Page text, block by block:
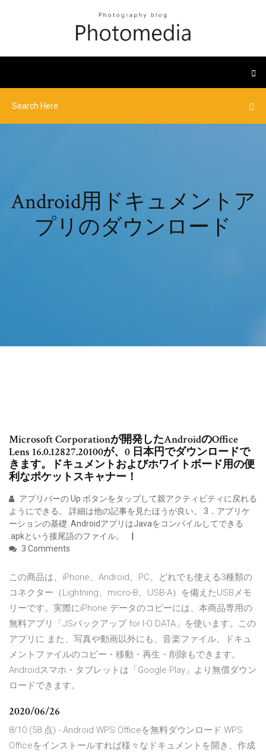
Android用ドキュメントア
プリのダウンロード
Microsoft Corporationが開発したAndroidのOffice
Lens 16.0.12827.20100が、0 日本円でダウンロードで
きます。ドキュメントおよびホワイトボード用の便
利なポケットスキャナー！
アプリバーの Up ボタンをタップして親アクティビティに戻れる
ようにできる。 詳細は他の記事を見たほうが良い。 3．アプリケ
ーションの基礎. AndroidアプリはJavaをコンパイルしてできる
.apkという接尾語のファイル。
3 Comments
この商品は、iPhone、Android、PC、どれでも使える3種類の
コネクター（Lightning、micro-B、USB-A）を備えたUSBメモ
リーです。実際にiPhone データのコピーには、本商品専用の
無料アプリ「JSバックアップ for I-O DATA」を使います。この
アプリに また、写真や動画以外にも、音楽ファイル、ドキュ
メントファイルのコピー・移動・再生・削除もできます。
Androidスマホ・タブレットは「Google Play」より無償ダウン
ロードできます。
2020/06/26
8/10 (58 点) - Android WPS Officeを無料ダウンロード WPS
Officeをインストールすれば様々なドキュメントを開き、作成